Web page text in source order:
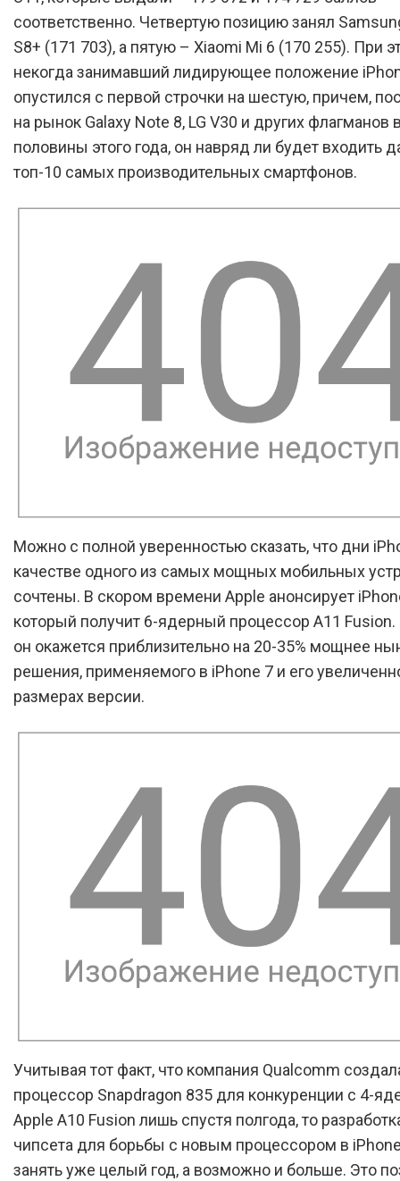
соответственно. Четвертую позицию занял
S8+ (171 703), а пятую – Xiaomi Mi 6 (170 255). При
некогда занимавший лидирующее положение
опустился с первой строчки на шестую, причем,
на рынок Galaxy Note 8, LG V30 и других флагманов
половины этого года, он навряд ли будет входить
топ-10 самых производительных смартфонов.
Можно с полной уверенностью сказать, что дни
качестве одного из самых мощных мобильных
сочтены. В скором времени Apple анонсирует
который получит 6-ядерный процессор A11
он окажется приблизительно на 20-35% мощнее
решения, применяемого в iPhone 7 и его
размерах версии.
Учитывая тот факт, что компания Qualcomm
процессор Snapdragon 835 для конкуренции с 4-
Apple A10 Fusion лишь спустя полгода, то
чипсета для борьбы с новым процессором в
занять уже целый год, а возможно и больше. Это